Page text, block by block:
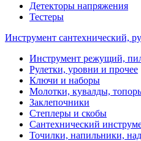
Детекторы напряжения
Тестеры
Инструмент сантехнический,
Инструмент режущий,
Рулетки, уровни и прочее
Ключи и наборы
Молотки, кувалды,
Заклепочники
Степлеры и скобы
Сантехнический
Точилки, напильники,